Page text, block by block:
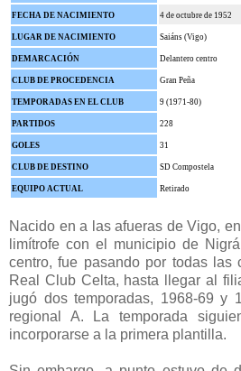
FECHA DE NACIMIENTO 4 de octubre de 1952
LUGAR DE NACIMIENTO Saiáns (Vigo)
DEMARCACIÓN Delantero centro
CLUB DE PROCEDENCIA Gran Peña
TEMPORADAS EN EL CLUB 9 (1971-80)
PARTIDOS 228
GOLES 31
CLUB DE DESTINO SD Compostela
EQUIPO ACTUAL Retirado
Nacido en a las afueras de Vigo,
limítrofe con el municipio de
centro, fue pasando por todas las
Real Club Celta, hasta llegar al
jugó dos temporadas, 1968-69 y
regional A.
La temporada
incorporarse a la primera plantilla.